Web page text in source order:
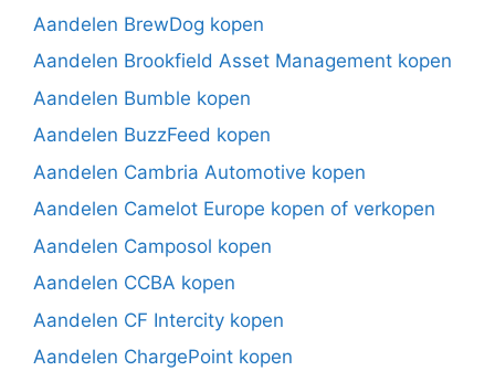
Aandelen BrewDog kopen
Aandelen Brookfield Asset Management kopen
Aandelen Bumble kopen
Aandelen BuzzFeed kopen
Aandelen Cambria Automotive kopen
Aandelen Camelot Europe kopen of verkopen
Aandelen Camposol kopen
Aandelen CCBA kopen
Aandelen CF Intercity kopen
Aandelen ChargePoint kopen